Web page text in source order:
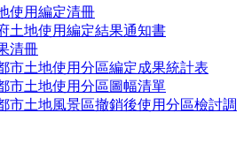
使用編定清冊
土地使用編定結果通知書
清冊
市土地使用分區編定成果統計表
市土地使用分區圖幅清單
市土地風景區撤銷後使用分區檢討調